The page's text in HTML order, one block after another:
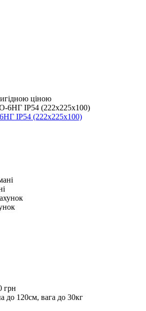
ціною
IP54 (222х225х100)
грн
до 120см, вага до 30кг